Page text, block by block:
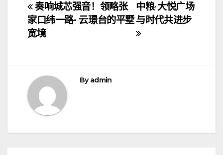
文
章
航
中粮·大悦广场
与时代共进步
奏响城芯强音！领略张
家口纬一路· 云璟台的平墅
宽境
Byadmin